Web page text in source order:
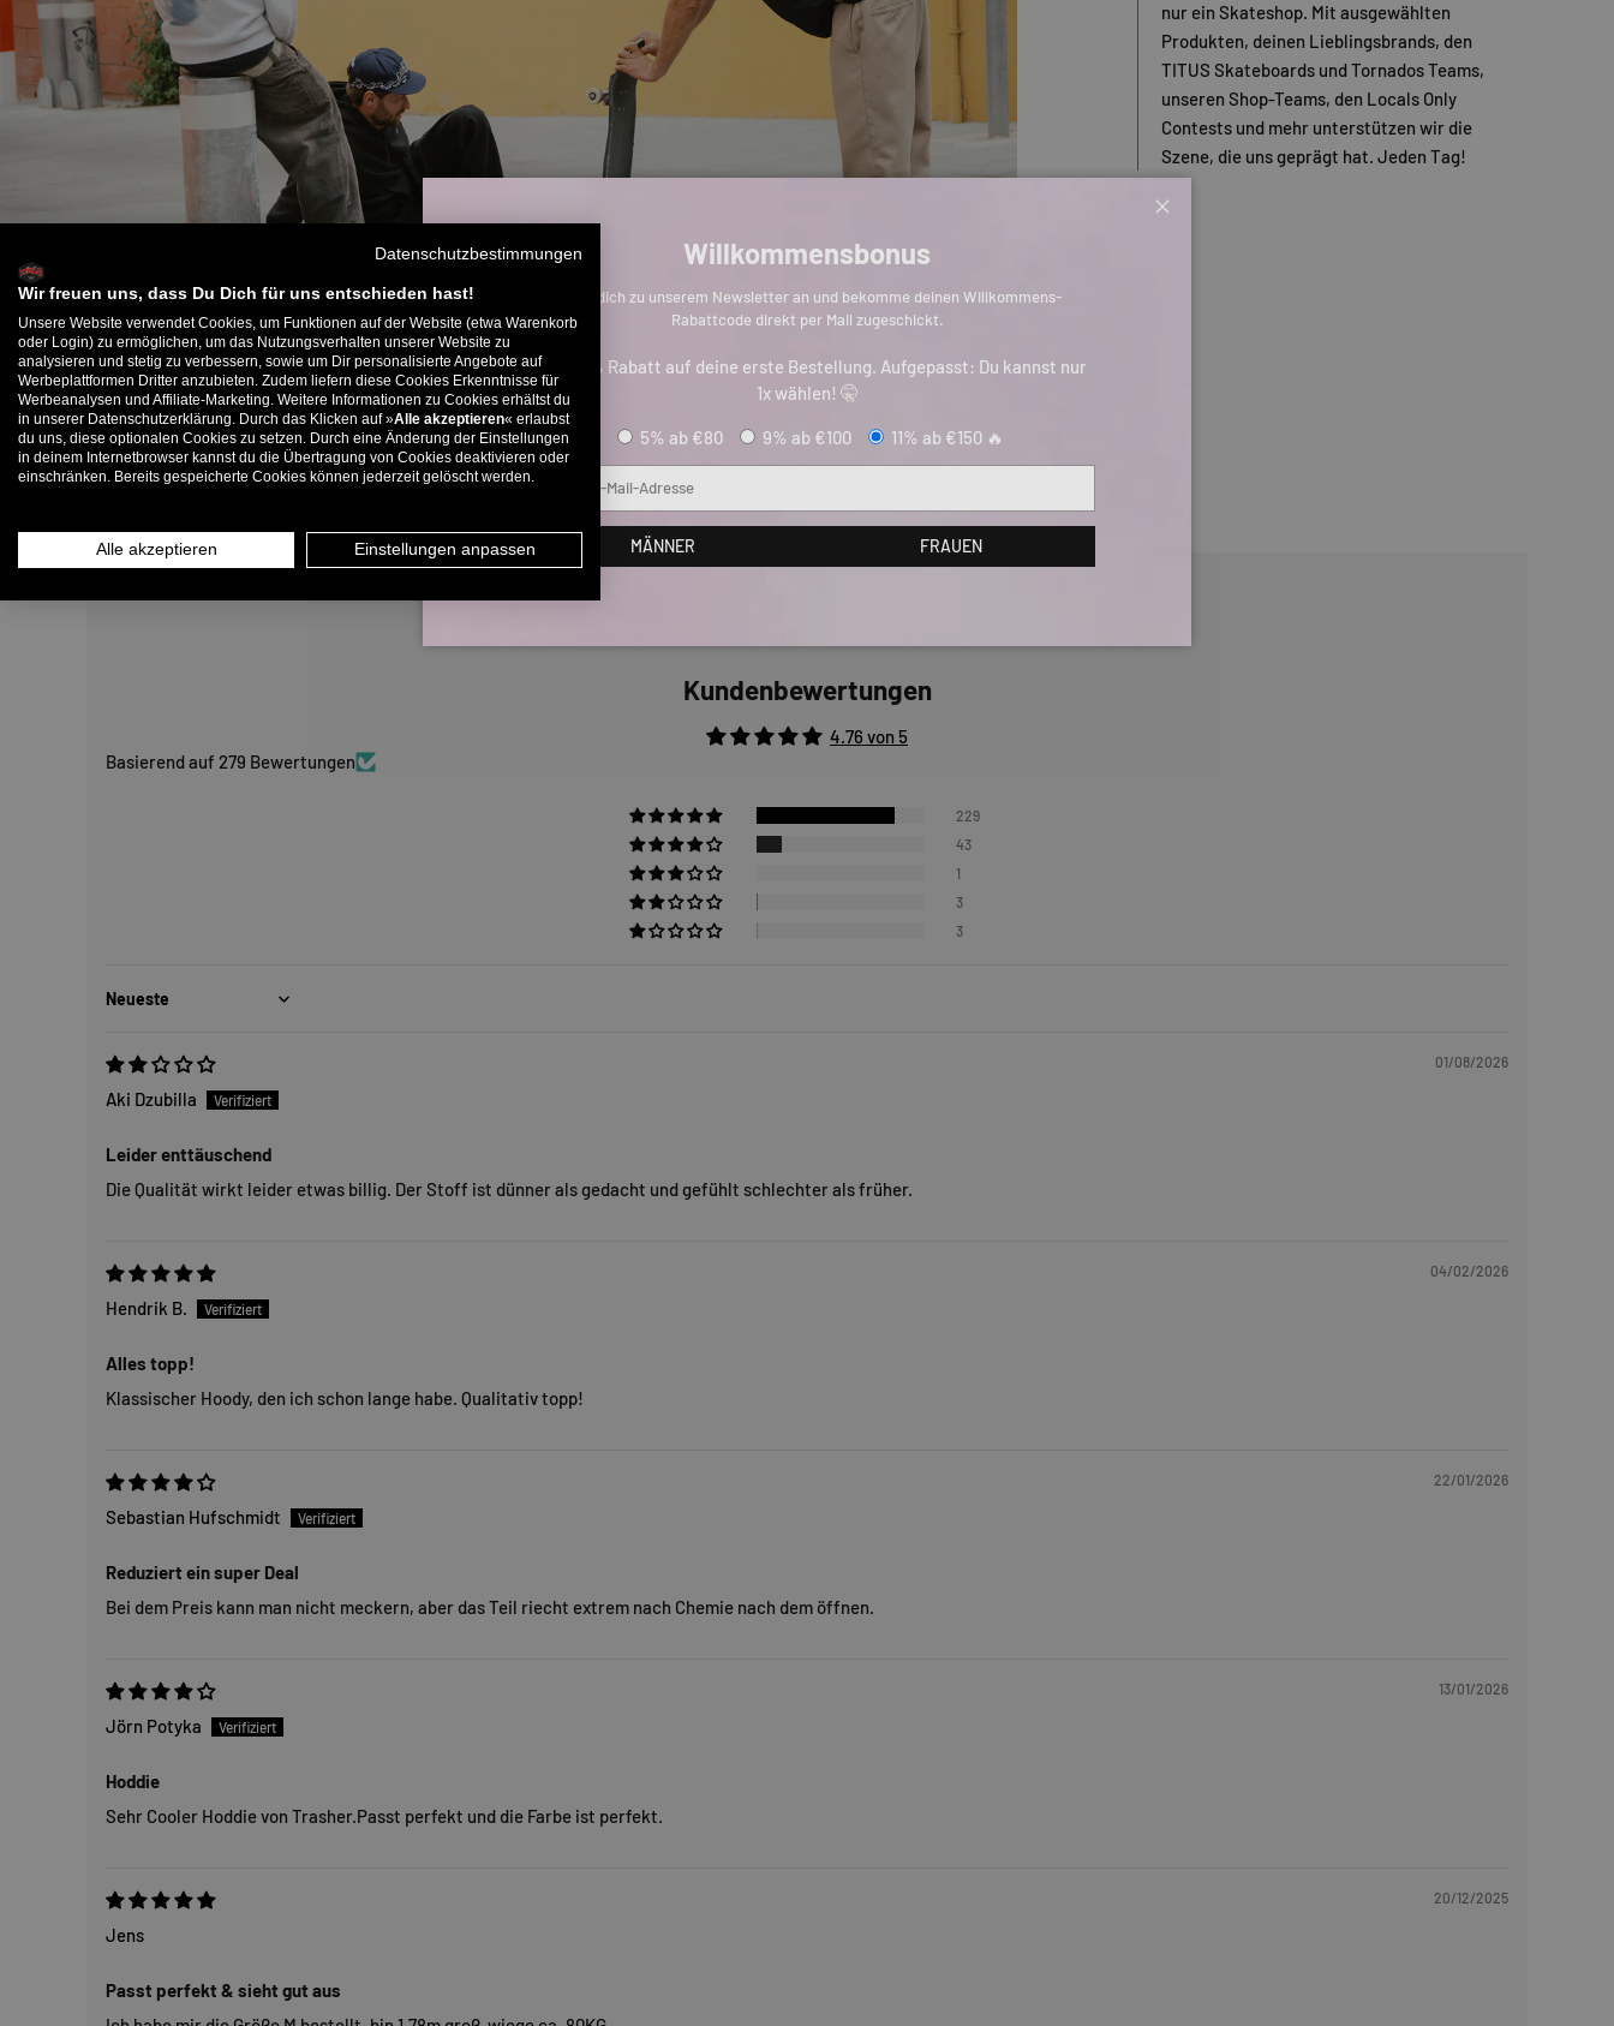
nur ein Skateshop. Mit ausgewählten
Produkten, deinen Lieblingsbrands, den
TITUS Skateboards und Tornados Teams,
unseren Shop-Teams, den Locals Only
Contests und mehr unterstützen wir die
Szene, die uns geprägt hat. Jeden Tag!
Kundenbewertungen
4.76 von 5
Basierend auf 279 Bewertungen
229
43
1
3
3
Sort by
01/08/2026
Aki Dzubilla
Leider enttäuschend
Die Qualität wirkt leider etwas billig. Der Stoff ist dünner als gedacht und gefühlt schlechter als früher.
04/02/2026
Hendrik B.
Alles topp!
Klassischer Hoody, den ich schon lange habe. Qualitativ topp!
22/01/2026
Sebastian Hufschmidt
Reduziert ein super Deal
Bei dem Preis kann man nicht meckern, aber das Teil riecht extrem nach Chemie nach dem öffnen.
13/01/2026
Jörn Potyka
Hoddie
Sehr Cooler Hoddie von Trasher.Passt perfekt und die Farbe ist perfekt.
20/12/2025
Jens
Passt perfekt & sieht gut aus
Willkommensbonus
Melde dich zu unserem Newsletter an und bekomme deinen Willkommens-
Rabattcode direkt per Mail zugeschickt.
Bis zu 11% Rabatt auf deine erste Bestellung. Aufgepasst: Du kannst nur
1x wählen! 🤫
5% ab €80 9% ab €100 11% ab €150 🔥
E-Mail
MÄNNER FRAUEN
Datenschutzbestimmungen
Wir freuen uns, dass Du Dich für uns entschieden hast!
Unsere Website verwendet Cookies, um Funktionen auf der Website (etwa Warenkorb
oder Login) zu ermöglichen, um das Nutzungsverhalten unserer Website zu
analysieren und stetig zu verbessern, sowie um Dir personalisierte Angebote auf
Werbeplattformen Dritter anzubieten. Zudem liefern diese Cookies Erkenntnisse für
Werbeanalysen und Affiliate-Marketing. Weitere Informationen zu Cookies erhältst du
in unserer Datenschutzerklärung. Durch das Klicken auf »Alle akzeptieren« erlaubst
du uns, diese optionalen Cookies zu setzen. Durch eine Änderung der Einstellungen
in deinem Internetbrowser kannst du die Übertragung von Cookies deaktivieren oder
einschränken. Bereits gespeicherte Cookies können jederzeit gelöscht werden.
Alle akzeptieren Einstellungen anpassen